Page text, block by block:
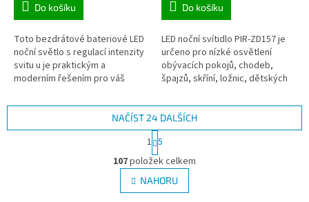
Do košíku
Toto bezdrátové bateriové LED
noční světlo s regulací intenzity
svitu u je praktickým a
moderním řešením pro váš
Do košíku
LED noční svítidlo PIR-ZD157 je
určeno pro nízké osvětlení
obývacích pokojů, chodeb,
špajzů, skříní, ložnic, dětských
dalších místností. Vestavěný...
O
v
l
á
NAČÍST 24 DALŠÍCH
S
t
r
á
n
k
1 5
107položek celkem
NAHORU